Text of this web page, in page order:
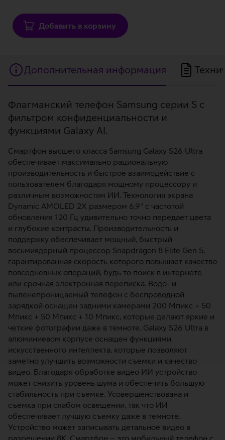
Добавить в корзину
Дополнительная информация
Дополнительная
информация
Флагманский телефон Samsung серии S с
фильтром конфиденциальности и
функциями Galaxy AI.
Смартфон высшего класса Samsung Galaxy S26 Ultra
обеспечивает максимально рациональную
производительность и быстрое взаимодействие с
пользователем благодаря мощному процессору и
различным возможностям ИИ. Технология экрана
Dynamic AMOLED 2X размером 6,9" с частотой
обновления 120 Гц удивительно точно передает цвета
и глубокие контрасты. Производительность и
поддержку обеспечивает мощный, быстрый
восьмиядерный процессор Snapdragon 8 Elite Gen 5,
гарантированная скорость которого повышает качество
повседневных операций, будь то поиск в интернете
или срочная электронная переписка. Водо- и
пыленепроницаемый телефон с беспроводной
зарядкой оснащен задними камерами 200 Мпикс + 50
Мпикс + 50 Мпикс + 10 Мпикс, которые делают яркие и
четкие фотографии даже в темноте. Galaxy S26 Ultra в
алюминиевом корпусе оснащен функциями
искусственного интеллекта, которые позволяют
заметно улучшить возможности съемки и качество
видео. Благодаря обработке видео ИИ устройство
может снизить уровень шума и обеспечить большую
стабильность при съемке. Усовершенствована и
съемка при слабом освещении, так что ИИ
обеспечивает лучшую съемку даже в темноте.
Устройство может записывать детальное видео в
разрешении 8K. Смартфон – это мобильный телефон с